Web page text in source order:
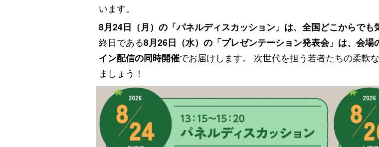
います。
8月24日（月）の「パネルディスカッション」は、全国どこからで
終日である8月26日（水）の「プレゼンテーション発表会」は、会
イン配信の同時開催でお届けします。 次世代を担う若者たちの柔軟
ましょう！